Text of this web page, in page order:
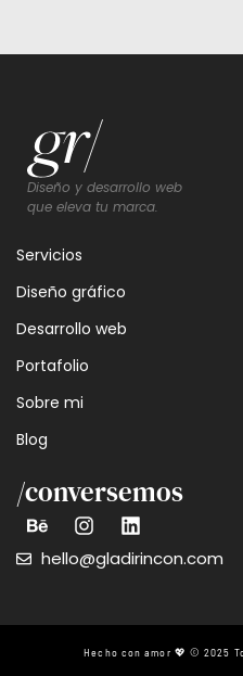
Diseño y desarrollo web
que eleva tu marca.
Servicios
Diseño gráfico
Desarrollo web
Portafolio
Sobre mi
Blog
/conversemos
hello@gladirincon.com
Hecho con amor 💖 © 2025